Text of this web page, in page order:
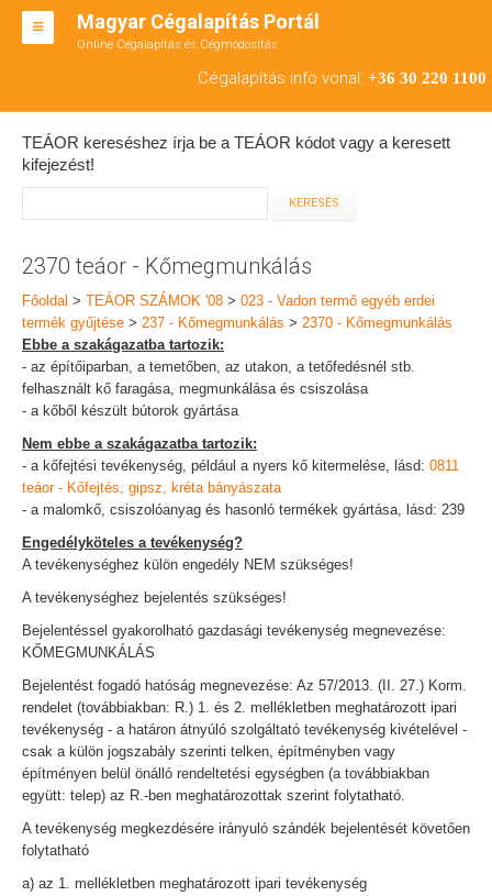
Magyar Cégalapítás Portál
Online Cégalapítás és Cégmódosítás
Cégalapítás info vonal: +36 30 220 1100
BT ALAPÍTÁS
RT ALAPÍTÁS
TEÁOR SZÁMOK '08
ENGEDÉLYKÖTELES
KAPCSOLAT
TEÁOR kereséshez írja be a TEÁOR kódot vagy a keresett
kifejezést!
2370 teáor - Kőmegmunkálás
Főoldal > TEÁOR SZÁMOK '08 > 023 - Vadon termő egyéb erdei
termék gyűjtése > 237 - Kőmegmunkálás > 2370 - Kőmegmunkálás
Ebbe a szakágazatba tartozik:
- az építőiparban, a temetőben, az utakon, a tetőfedésnél stb.
felhasznált kő faragása, megmunkálása és csiszolása
- a kőből készült bútorok gyártása
Nem ebbe a szakágazatba tartozik:
- a kőfejtési tevékenység, például a nyers kő kitermelése, lásd: 0811
teáor - Kőfejtés, gipsz, kréta bányászata
- a malomkő, csiszolóanyag és hasonló termékek gyártása, lásd: 239
Engedélyköteles a tevékenység?
A tevékenységhez külön engedély NEM szükséges!
A tevékenységhez bejelentés szükséges!
Bejelentéssel gyakorolható gazdasági tevékenység megnevezése:
KŐMEGMUNKÁLÁS
Bejelentést fogadó hatóság megnevezése: Az 57/2013. (II. 27.) Korm.
rendelet (továbbiakban: R.) 1. és 2. mellékletben meghatározott ipari
tevékenység - a határon átnyúló szolgáltató tevékenység kivételével -
csak a külön jogszabály szerinti telken, építményben vagy
építményen belül önálló rendeltetési egységben (a továbbiakban
együtt: telep) az R.-ben meghatározottak szerint folytatható.
A tevékenység megkezdésére irányuló szándék bejelentését követően
folytatható
a) az 1. mellékletben meghatározott ipari tevékenység